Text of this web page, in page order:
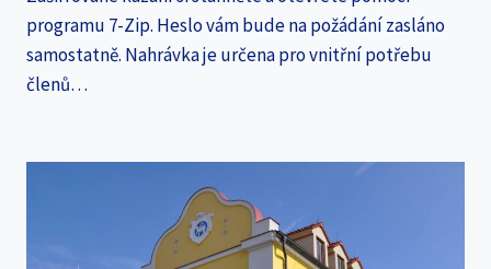
programu 7-Zip. Heslo vám bude na požádání zasláno
samostatně. Nahrávka je určena pro vnitřní potřebu
členů…